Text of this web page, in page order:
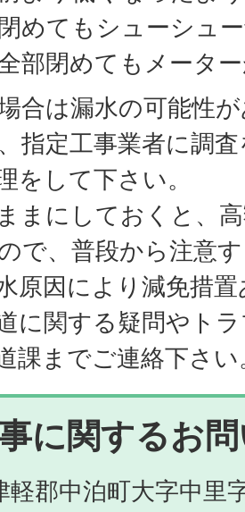
めてもシューシュ
部閉めてもメータ
合は漏水の可能性
指定工事業者に調
をして下さい。
まにしておくと、
で、普段から注意
原因により減免措
に関する疑問やト
課までご連絡下さい
に関するお
軽郡中泊町大字中里